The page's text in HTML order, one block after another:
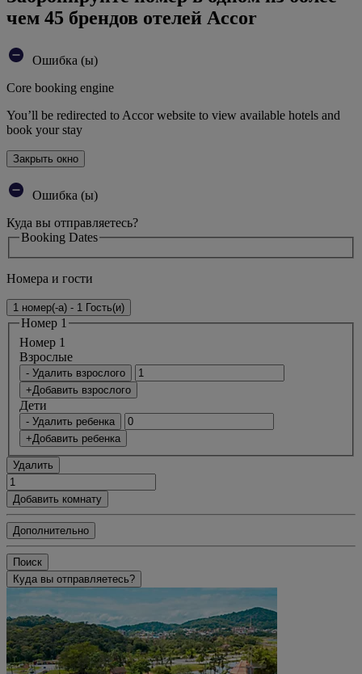
чем 45 брендов отелей Accor
Ошибка (ы)
Core booking engine
You’ll be redirected to Accor website to view available hotels and
book your stay
Закрыть окно
Ошибка (ы)
Куда вы отправляетесь?
Booking Dates
Номера и гости
1 номер(-а) - 1 Гость(и)
Номер 1
Номер 1
Bзрослые
- Удалить взрослого
+Добавить взрослого
Дети
- Удалить ребенка
+Добавить ребенка
Удалить
Добавить комнату
Дополнительно
Поиск
Куда вы отправляетесь?